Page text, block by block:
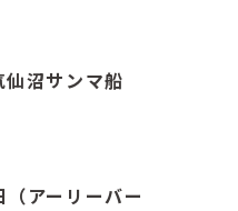
沼サンマ船
アーリーバー